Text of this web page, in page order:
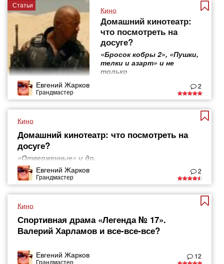
Статьи
Кино
Домашний кинотеатр:
что посмотреть на
досуге?
«Бросок кобры 2», «Пушки,
телки и азарт» и не
только
Евгений Жарков
Грандмастер
2
Кино
Домашний кинотеатр: что посмотреть на
досуге?
«Отверженные» и др.
Евгений Жарков
Грандмастер
2
Кино
Спортивная драма «Легенда № 17».
Валерий Харламов и все-все-все?
Евгений Жарков
Грандмастер
12